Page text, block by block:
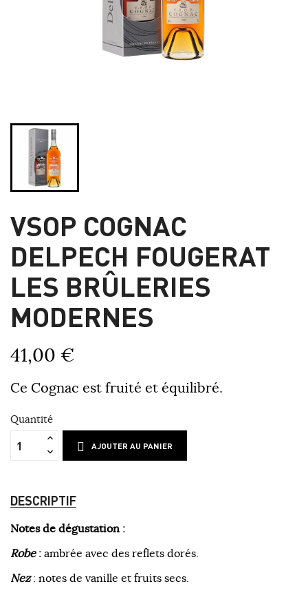
VSOP COGNAC
DELPECH FOUGERAT
LES BRÛLERIES
MODERNES
41,00 €
Ce Cognac est fruité et équilibré.
Quantité
AJOUTER AU PANIER
DESCRIPTIF
Notes de dégustation :
Robe: ambrée avec des reflets dorés.
Nez: notes de vanille et fruits secs.